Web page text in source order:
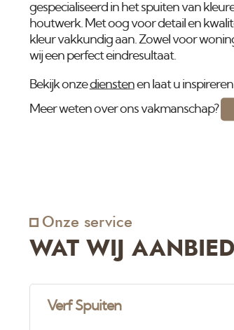
gespecialiseerd in het spuiten van
houtwerk. Met oog voor detail en
kleur vakkundig aan. Zowel voor
wij een perfect eindresultaat.
Bekijk onzedienstenen laat u
Meer weten over ons vakmanschap?
Onze service
WAT WIJ
Verf Spuiten